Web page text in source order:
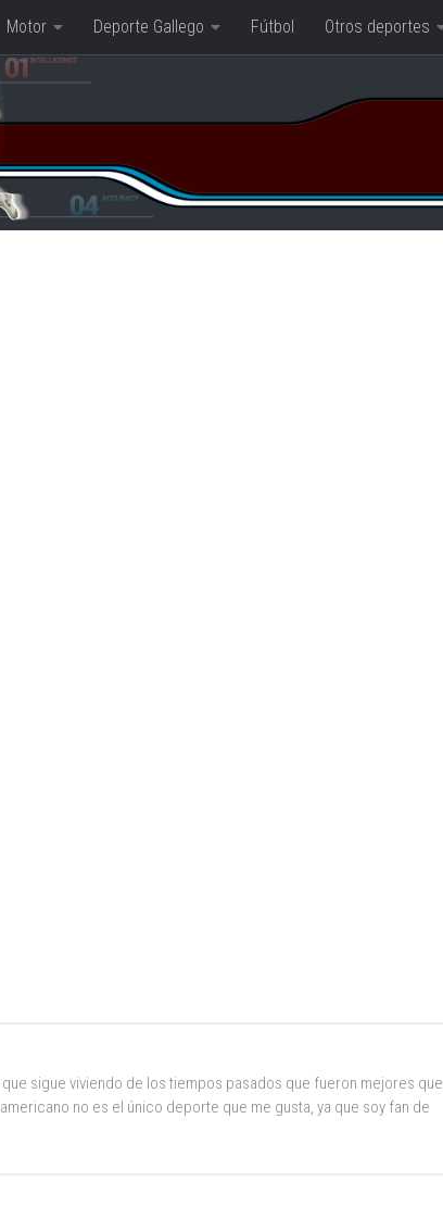
Motor Deporte Gallego Fútbol Otros deportes
sigue viviendo de los tiempos pasados que fueron mejores que
no es el único deporte que me gusta, ya que soy fan de